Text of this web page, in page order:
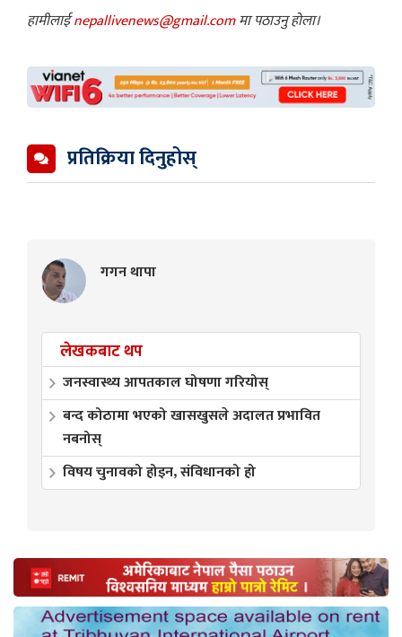
हामीलाईnepallivenews@gmail.comमा पठाउनु होला।
प्रतिक्रिया दिनुहोस्
गगन थापा
लेखकबाट थप
जनस्वास्थ्य आपतकाल घोषणा गरियोस्
बन्द कोठामा भएको खासखुसले अदालत प्रभावित
नबनोस्
विषय चुनावको होइन‚ संविधानको हो